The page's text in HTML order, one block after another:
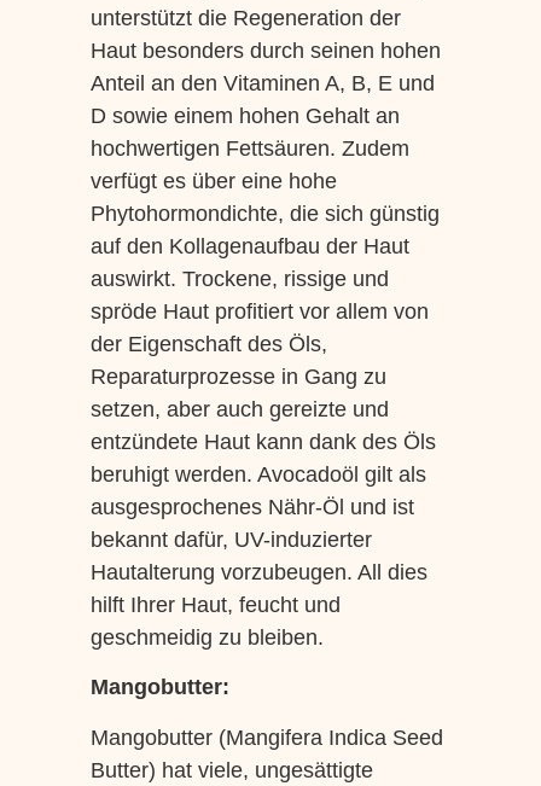
unterstützt die Regeneration der
Haut besonders durch seinen hohen
Anteil an den Vitaminen A, B, E und
D sowie einem hohen Gehalt an
hochwertigen Fettsäuren. Zudem
verfügt es über eine hohe
Phytohormondichte, die sich günstig
auf den Kollagenaufbau der Haut
auswirkt. Trockene, rissige und
spröde Haut profitiert vor allem von
der Eigenschaft des Öls,
Reparaturprozesse in Gang zu
setzen, aber auch gereizte und
entzündete Haut kann dank des Öls
beruhigt werden. Avocadoöl gilt als
ausgesprochenes Nähr-Öl und ist
bekannt dafür, UV-induzierter
Hautalterung vorzubeugen. All dies
hilft Ihrer Haut, feucht und
geschmeidig zu bleiben.
Mangobutter:
Mangobutter (Mangifera Indica Seed
Butter) hat viele, ungesättigte